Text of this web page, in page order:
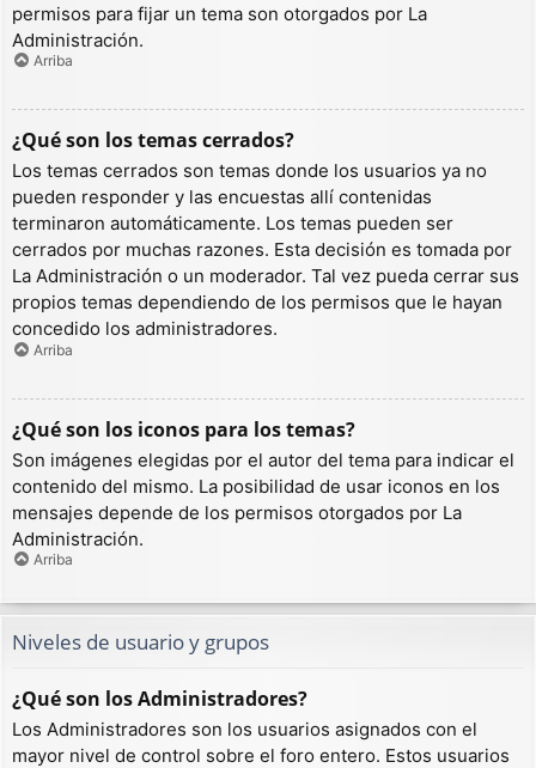
permisos para fijar un tema son otorgados por La
Administración.
Arriba
¿Qué son los temas cerrados?
Los temas cerrados son temas donde los usuarios ya no
pueden responder y las encuestas allí contenidas
terminaron automáticamente. Los temas pueden ser
cerrados por muchas razones. Esta decisión es tomada por
La Administración o un moderador. Tal vez pueda cerrar sus
propios temas dependiendo de los permisos que le hayan
concedido los administradores.
Arriba
¿Qué son los iconos para los temas?
Son imágenes elegidas por el autor del tema para indicar el
contenido del mismo. La posibilidad de usar iconos en los
mensajes depende de los permisos otorgados por La
Administración.
Arriba
Niveles de usuario y grupos
¿Qué son los Administradores?
Los Administradores son los usuarios asignados con el
mayor nivel de control sobre el foro entero. Estos usuarios